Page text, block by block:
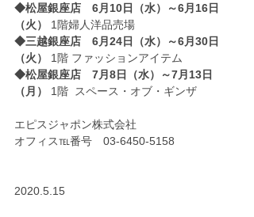
◆松屋銀座店　6月10日（水）～6月16日
（火） 1階婦人洋品売場
◆三越銀座店　6月24日（水）～6月30日
（火）
1階 ファッションアイテム
◆松屋銀座店　7月8日（水）～7月13日
（月） 1階  スペース・オブ・ギンザ
エピスジャポン株式会社
オフィス℡番号　03-6450-5158
2020.5.15